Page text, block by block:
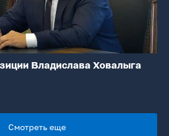
Владислава Ховалыга
Смотреть еще